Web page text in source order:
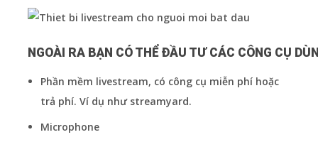
NGOÀI RA BẠN CÓ THỂ ĐẦU TƯ CÁC CÔNG CỤ
Phần mềm livestream, có công cụ miễn phí hoặc
trả phí. Ví dụ như streamyard.
Microphone